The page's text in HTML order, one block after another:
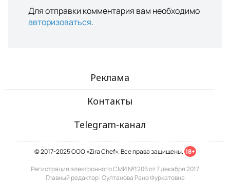
Для отправки комментария вам необходимо
авторизоваться.
Реклама
Контакты
Telegram-канал
© 2017-2025 ООО «Zira Chef». Все права защищены. 18+
Регистрация электронного СМИ №1206 от 7 декабря 2017
Главный редактор: Султанова Рано Фуркатовна